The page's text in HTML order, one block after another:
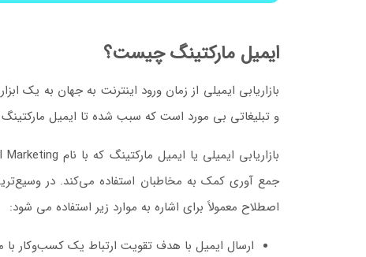
ایمیل مارکتینگ چیست؟
بازاریابی ایمیلی از زمان ورود اینترنت به جهان به
و تبلیغاتی بی مورد است که سبب شده تا ایمیل مارکتینگ
جمع آوری کمک به مخاطبان استفاده می‌کند. در
اصطلاح معمولاً برای اشاره به موارد زیر استفاده می شود:
ارسال ایمیل با هدف تقویت ارتباط یک کسب‌وکار